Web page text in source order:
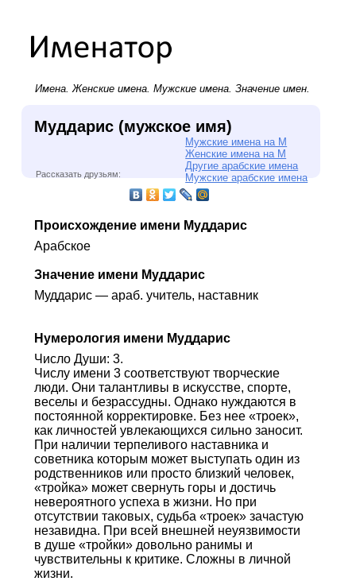
Имена.Женские имена. Мужские имена. Значение имен.
Муддарис (мужское имя)
Мужские имена на М
Женские имена на М
Другие арабские имена
Мужские арабские имена
Рассказать друзьям:
Происхождение имени Муддарис
Арабское
Значение имени Муддарис
Муддарис — араб. учитель, наставник
Нумерология имени Муддарис
Число Души: 3.
Числу имени 3 соответствуют творческие
люди. Они талантливы в искусстве, спорте,
веселы и безрассудны. Однако нуждаются в
постоянной корректировке. Без нее «троек»,
как личностей увлекающихся сильно заносит.
При наличии терпеливого наставника и
советника которым может выступать один из
родственников или просто близкий человек,
«тройка» может свернуть горы и достичь
невероятного успеха в жизни. Но при
отсутствии таковых, судьба «троек» зачастую
незавидна. При всей внешней неуязвимости
в душе «тройки» довольно ранимы и
чувствительны к критике. Сложны в личной
жизни.